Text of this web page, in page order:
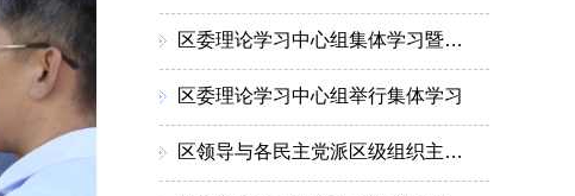
区委理论学习中心组集体学习暨调研成果交流会召开
区委理论学习中心组举行集体学习
区领导与各民主党派区级组织主委新一届领导班子集体座谈